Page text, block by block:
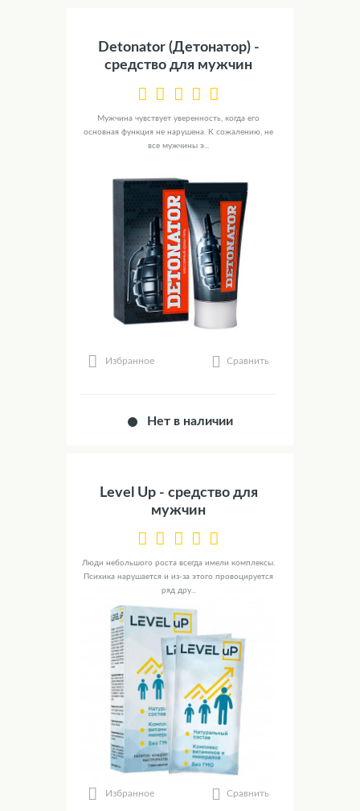
Detonator (Детонатор) -
средство для мужчин
Мужчина чувствует уверенность, когда его
основная функция не нарушена. К сожалению, не
все мужчины э...
Избранное Сравнить
Нет в наличии
Level Up - средство для
мужчин
Люди небольшого роста всегда имели комплексы.
Психика нарушается и из-за этого провоцируется
ряд дру...
Избранное Сравнить